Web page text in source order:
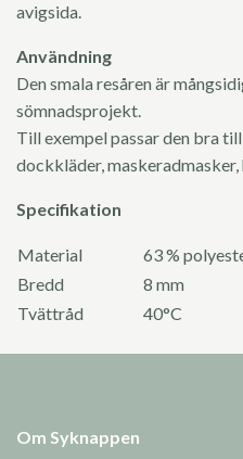
avigsida.
Användning
Den smala resåren är
sömnadsprojekt.
Till exempel passar den bra
dockkläder,
Specifikation
Material
63 %
Bredd
8 mm
Tvättråd
40°C
Om Syknappen